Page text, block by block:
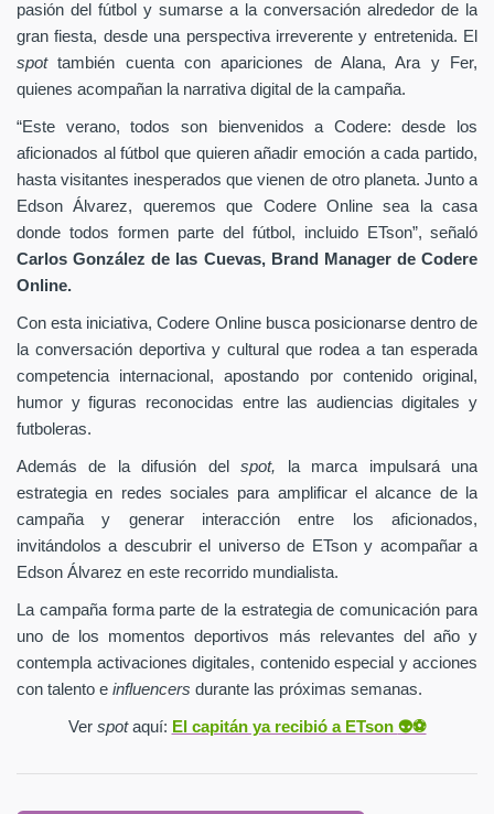
pasión del fútbol y sumarse a la conversación alrededor de la
gran fiesta, desde una perspectiva irreverente y entretenida. El
spottambién cuenta con apariciones de Alana, Ara y Fer,
quienes acompañan la narrativa digital de la campaña.
“Este verano, todos son bienvenidos a Codere: desde los
aficionados al fútbol que quieren añadir emoción a cada partido,
hasta visitantes inesperados que vienen de otro planeta. Junto a
Edson Álvarez, queremos que Codere Online sea la casa
donde todos formen parte del fútbol, incluido ETson”, señaló
Carlos González de las Cuevas, Brand Manager de Codere
Online.
Con esta iniciativa, Codere Online busca posicionarse dentro de
la conversación deportiva y cultural que rodea a tan esperada
competencia internacional, apostando por contenido original,
humor y figuras reconocidas entre las audiencias digitales y
futboleras.
Además de la difusión delspot,
la marca impulsará una
estrategia en redes sociales para amplificar el alcance de la
campaña y generar interacción entre los aficionados,
invitándolos a descubrir el universo de ETson y acompañar a
Edson Álvarez en este recorrido mundialista.
La campaña forma parte de la estrategia de comunicación para
uno de los momentos deportivos más relevantes del año y
contempla activaciones digitales, contenido especial y acciones
con talento e influencers durante las próximas semanas.
Ver spotaquí: El capitán ya recibió a ETson 👽⚽️